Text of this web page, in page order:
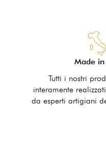
Made
Tutti i nostri
interamente
da esperti artigiani